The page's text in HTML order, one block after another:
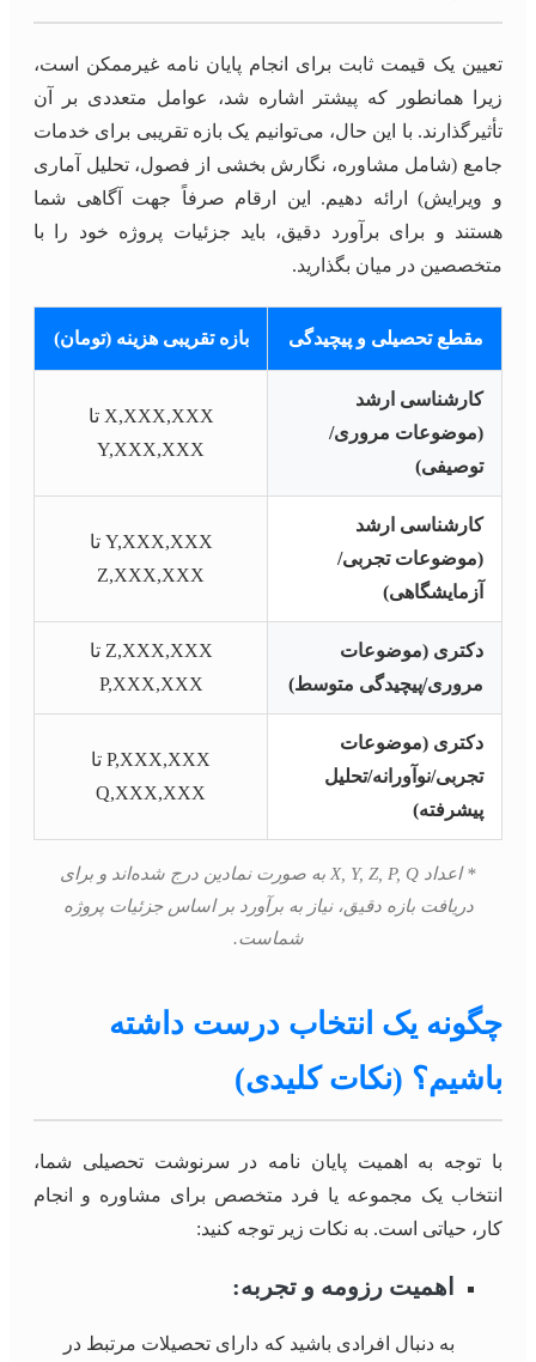
تعیین یک قیمت ثابت برای انجام پایان نامه غیرممکن است،
زیرا همانطور که پیشتر اشاره شد، عوامل متعددی بر آن
تأثیرگذارند. با این حال، می‌توانیم یک بازه تقریبی برای خدمات
جامع (شامل مشاوره، نگارش بخشی از فصول، تحلیل آماری
و ویرایش) ارائه دهیم. این ارقام صرفاً جهت آگاهی شما
هستند و برای برآورد دقیق، باید جزئیات پروژه خود را با
متخصصین در میان بگذارید.
مقطع تحصیلی و پیچیدگی بازه تقریبی هزینه (تومان)
کارشناسی ارشد
(موضوعات مروری/
توصیفی)
X,XXX,XXX تا
Y,XXX,XXX
کارشناسی ارشد
(موضوعات تجربی/
آزمایشگاهی)
Y,XXX,XXX تا
Z,XXX,XXX
دکتری (موضوعات
مروری/پیچیدگی متوسط)
Z,XXX,XXX تا
P,XXX,XXX
دکتری (موضوعات
تجربی/نوآورانه/تحلیل
پیشرفته)
P,XXX,XXX تا
Q,XXX,XXX
* اعداد X, Y, Z, P, Q به صورت نمادین درج شده‌اند و برای
دریافت بازه دقیق، نیاز به برآورد بر اساس جزئیات پروژه
شماست.
چگونه یک انتخاب درست داشته
باشیم؟ (نکات کلیدی)
با توجه به اهمیت پایان نامه در سرنوشت تحصیلی شما،
انتخاب یک مجموعه یا فرد متخصص برای مشاوره و انجام
کار، حیاتی است. به نکات زیر توجه کنید:
اهمیت رزومه و تجربه:
به دنبال افرادی باشید که دارای تحصیلات مرتبط در